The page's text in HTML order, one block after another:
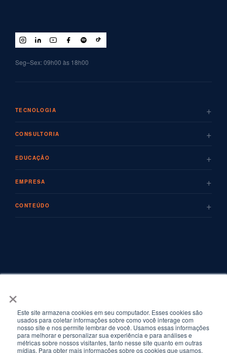
×
Este site armazena cookies em seu computador. Esses cookies são
usados para coletar informações sobre como você interage com
nosso site e nos permite lembrar de você. Usamos essas informações
para melhorar e personalizar sua experiência e para análises e
métricas sobre nossos visitantes, tanto nesse site quanto em outras
mídias. Para obter mais informações sobre os cookies que usamos,
Seg–Sex: 09h00 às 18h00
TECNOLOGIA +
CONSULTORIA +
EDUCAÇÃO +
EMPRESA +
CONTEÚDO +